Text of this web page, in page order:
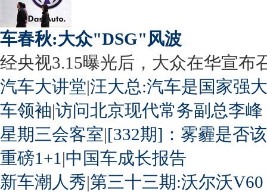
车春秋:大众"DSG"风波
经央视3.15曝光后，大众在华宣布
汽车大讲堂|汪大总:汽车是国家强
车领袖|访问北京现代常务副总李峰
星期三会客室|[332期]：雾霾是否
重磅1+1 |中国车成长报告
新车潮人秀|第三十三期:沃尔沃